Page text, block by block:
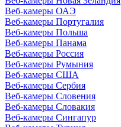
Веб-камеры ОАЭ
Веб-камеры Португалия
Веб-камеры Польша
Веб-камеры Панама
Веб-камеры Россия
Веб-камеры Румыния
Веб-камеры США
Веб-камеры Сербия
Веб-камеры Словения
Веб-камеры Словакия
Веб-камеры Сингапур